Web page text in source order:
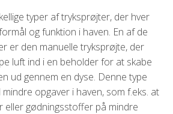
typer af tryksprøjter, der hver
og funktion i haven. En af de
er den manuelle tryksprøjte, der
luft ind i en beholder for at skabe
ud gennem en dyse. Denne type
opgaver i haven, som f.eks. at
eller gødningsstoffer på mindre